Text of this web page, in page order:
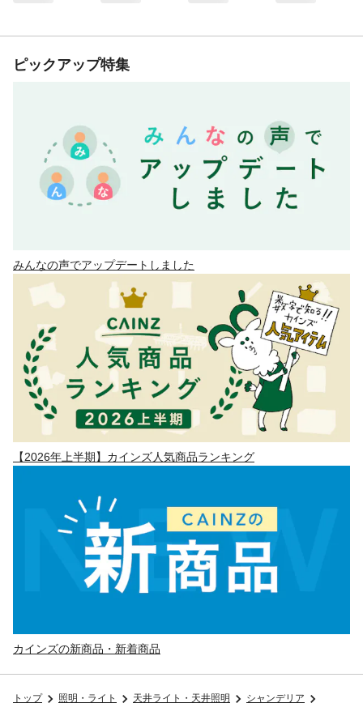
ピックアップ特集
みんなの声でアップデートしました
【2026年上半期】カインズ人気商品ランキング
カインズの新商品・新着商品
トップ 照明・ライト 天井ライト・天井照明
シャンデリア